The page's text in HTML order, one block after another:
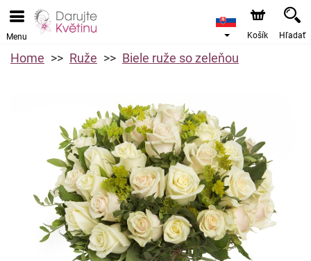
Menu Košík Hľadať
Home Ruže Biele ruže so zeleňou